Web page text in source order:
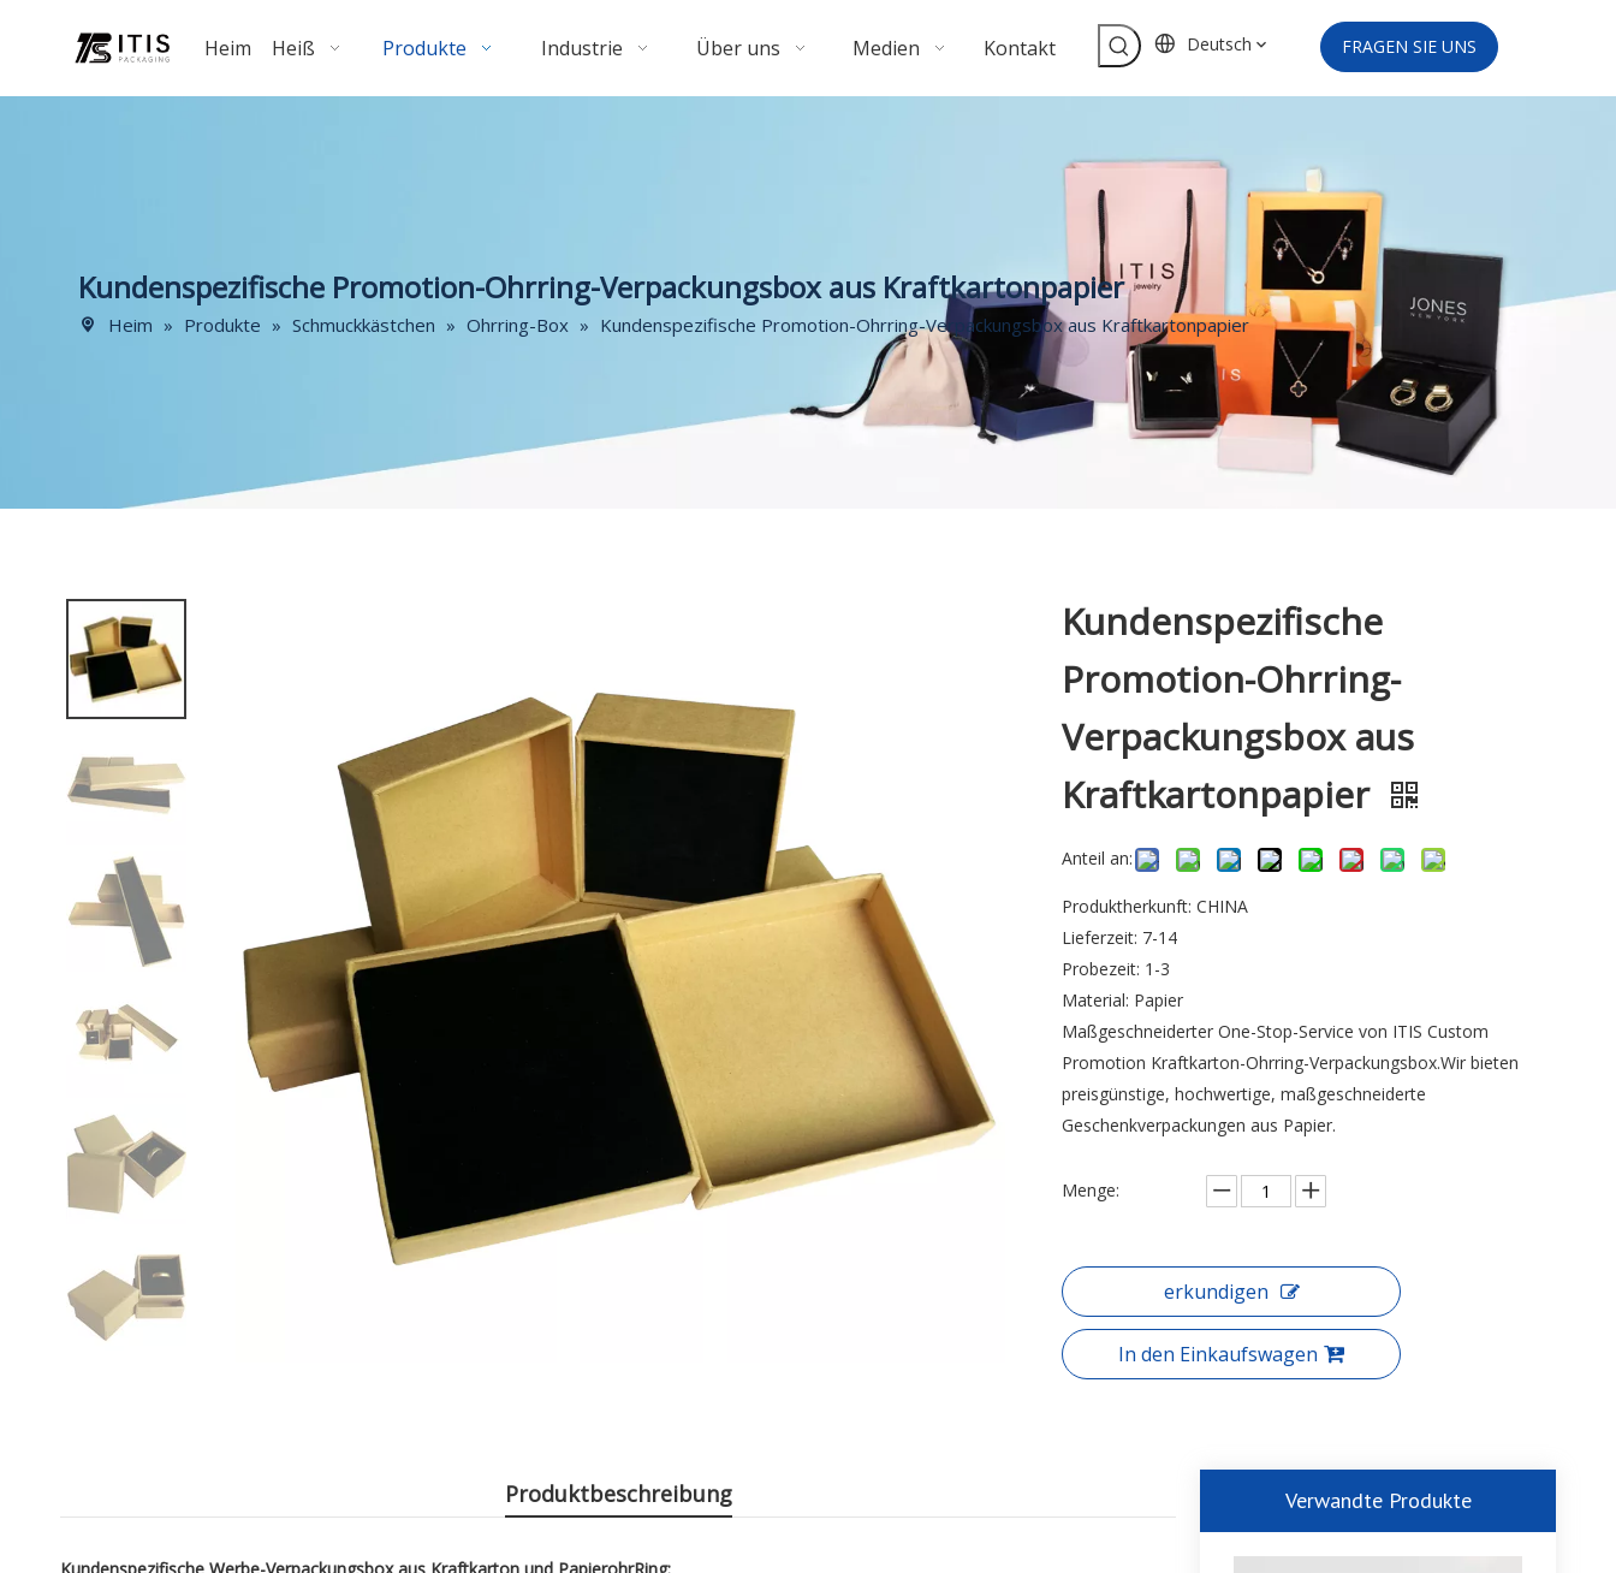
Heim Heiß Produkte Industrie Über uns Medien Kontakt Deutsch FRAGEN SIE UNS
Kundenspezifische Promotion-Ohrring-Verpackungsbox aus Kraftkartonpapier
Heim » Produkte » Schmuckkästchen » Ohrring-Box » Kundenspezifische Promotion-Ohrring-Verpackungsbox aus Kraftkartonpapier
Kundenspezifische
Promotion-Ohrring-
Verpackungsbox aus
Kraftkartonpapier
Anteil an:
Produktherkunft: CHINA
Lieferzeit: 7-14
Probezeit: 1-3
Material: Papier
Maßgeschneiderter One-Stop-Service von ITIS Custom
Promotion Kraftkarton-Ohrring-Verpackungsbox.Wir bieten
preisgünstige, hochwertige, maßgeschneiderte
Geschenkverpackungen aus Papier.
Menge:
erkundigen
In den Einkaufswagen
Produktbeschreibung Verwandte Produkte